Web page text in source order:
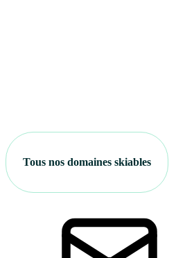
Tous nos domaines skiables